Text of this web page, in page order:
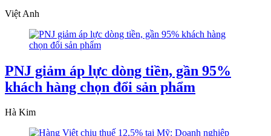
Việt Anh
PNJ giảm áp lực dòng tiền, gần 95%
khách hàng chọn đổi sản phẩm
Hà Kim